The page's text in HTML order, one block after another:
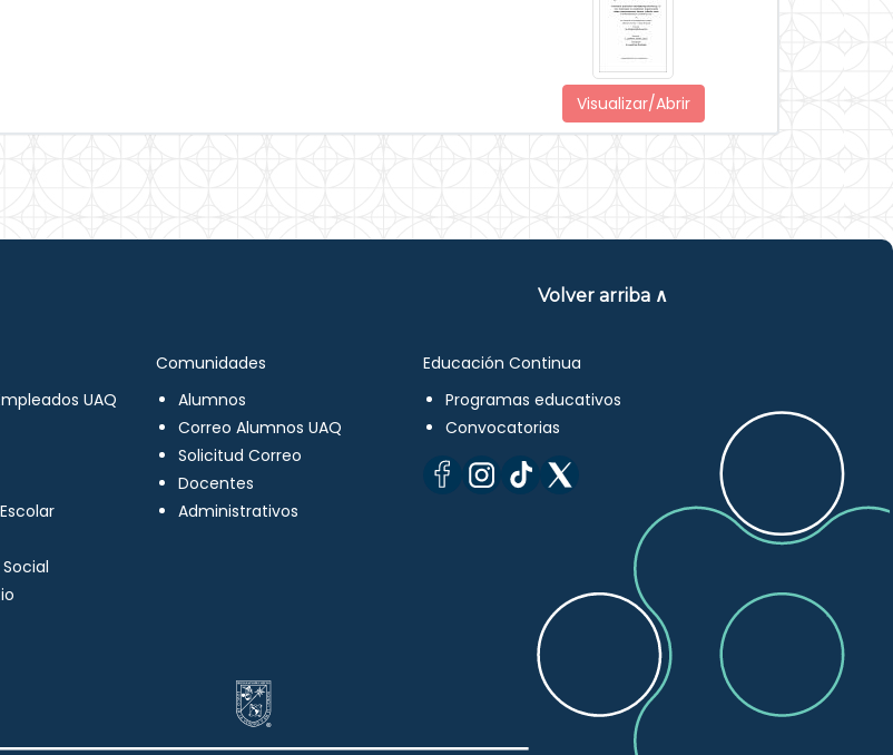
Visualizar/Abrir
Volver arriba ∧
UAQ
Comunidades
Alumnos
Correo Alumnos UAQ
Solicitud Correo
Docentes
Administrativos
Educación Continua
Programas educativos
Convocatorias